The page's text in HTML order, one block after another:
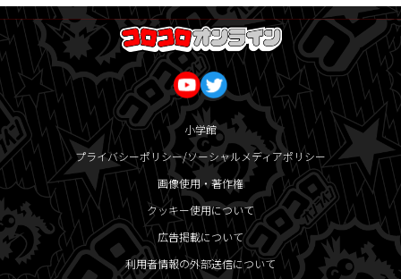
小学館
プライバシーポリシー/ソーシャルメディアポリシー
画像使用・著作権
クッキー使用について
広告掲載について
利用者情報の外部送信について